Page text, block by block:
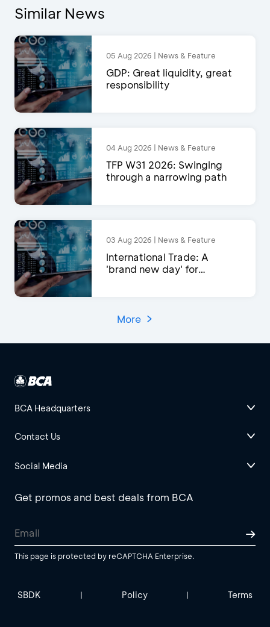
Similar News
05 Aug 2026 | News & Feature
GDP: Great liquidity, great
responsibility
04 Aug 2026 | News & Feature
TFP W31 2026: Swinging
through a narrowing path
03 Aug 2026 | News & Feature
International Trade: A
'brand new day' for
More
BCA Headquarters
Contact Us
Social Media
Get promos and best deals from BCA
This page is protected by reCAPTCHA Enterprise.
SBDK | Policy | Terms